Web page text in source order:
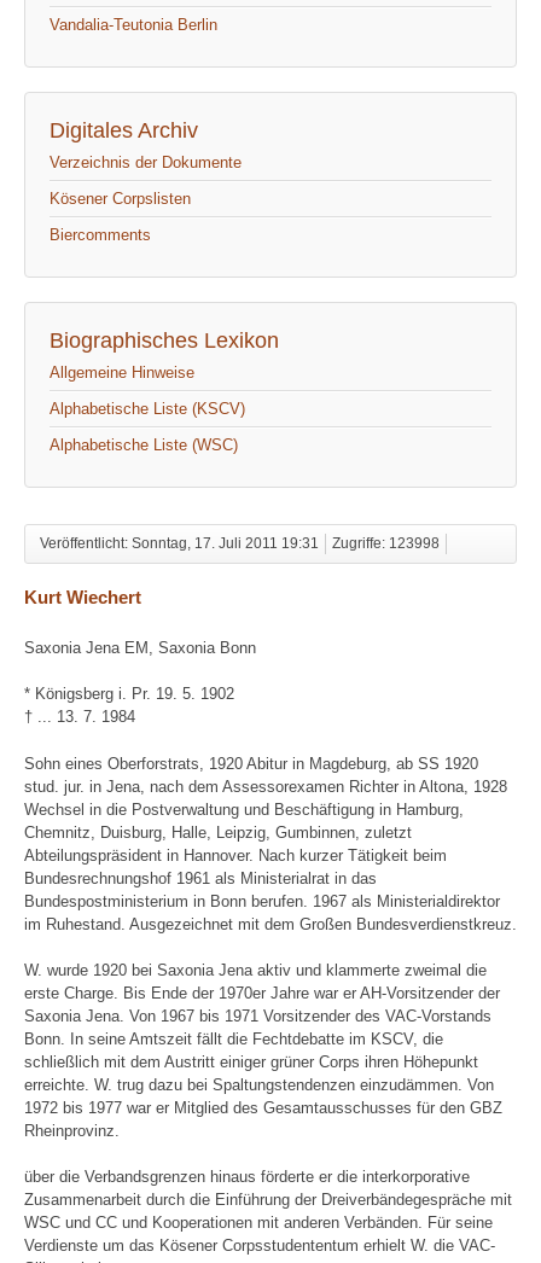
Vandalia-Teutonia Berlin
Digitales Archiv
Verzeichnis der Dokumente
Kösener Corpslisten
Biercomments
Biographisches Lexikon
Allgemeine Hinweise
Alphabetische Liste (KSCV)
Alphabetische Liste (WSC)
Veröffentlicht: Sonntag, 17. Juli 2011 19:31 Zugriffe: 123998
Kurt Wiechert
Saxonia Jena EM, Saxonia Bonn
* Königsberg i. Pr. 19. 5. 1902
† ... 13. 7. 1984
Sohn eines Oberforstrats, 1920 Abitur in Magdeburg, ab SS 1920
stud. jur. in Jena, nach dem Assessorexamen Richter in Altona, 1928
Wechsel in die Postverwaltung und Beschäftigung in Hamburg,
Chemnitz, Duisburg, Halle, Leipzig, Gumbinnen, zuletzt
Abteilungspräsident in Hannover. Nach kurzer Tätigkeit beim
Bundesrechnungshof 1961 als Ministerialrat in das
Bundespostministerium in Bonn berufen. 1967 als Ministerialdirektor
im Ruhestand. Ausgezeichnet mit dem Großen Bundesverdienstkreuz.
W. wurde 1920 bei Saxonia Jena aktiv und klammerte zweimal die
erste Charge. Bis Ende der 1970er Jahre war er AH-Vorsitzender der
Saxonia Jena. Von 1967 bis 1971 Vorsitzender des VAC-Vorstands
Bonn. In seine Amtszeit fällt die Fechtdebatte im KSCV, die
schließlich mit dem Austritt einiger grüner Corps ihren Höhepunkt
erreichte. W. trug dazu bei Spaltungstendenzen einzudämmen. Von
1972 bis 1977 war er Mitglied des Gesamtausschusses für den GBZ
Rheinprovinz.
über die Verbandsgrenzen hinaus förderte er die interkorporative
Zusammenarbeit durch die Einführung der Dreiverbändegespräche mit
WSC und CC und Kooperationen mit anderen Verbänden. Für seine
Verdienste um das Kösener Corpsstudententum erhielt W. die VAC-